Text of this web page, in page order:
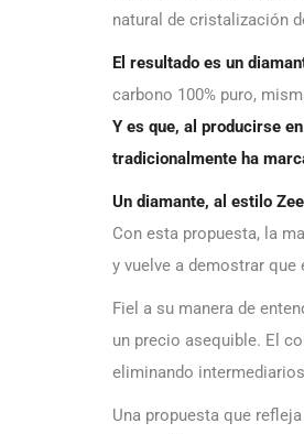
natural de cristalización
El resultado es un
carbono 100% puro,
Y es que, al producirse
tradicionalmente ha
Un diamante, al estilo
Con esta propuesta, la
y vuelve a demostrar
Fiel a su manera de
un precio asequible. El
eliminando
Una propuesta que